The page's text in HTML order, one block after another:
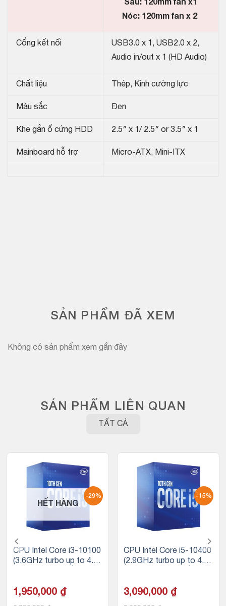
Sau: 120mm fan x1
Nóc: 120mm fan x 2
Cổng kết nối
USB3.0 x 1, USB2.0 x 2,
Audio in/out x 1 (HD Audio)
Chất liệu Thép, Kính cường lực
Màu sắc Đen
Khe gắn ổ cứng HDD 2.5″ x 1/ 2.5″ or 3.5″ x 1
Mainboard hỗ trợ Micro-ATX, Mini-ITX
SẢN PHẨM ĐÃ XEM
Không có sản phẩm xem gần đây
SẢN PHẨM LIÊN QUAN
TẤT CẢ
-29%
HẾT HÀNG
CPU Intel Core i3-10100
(3.6GHz turbo up to 4.3
Intel LGA 1200
1,950,000 ₫
-15%
CPU Intel Core i5-10400
(2.9GHz turbo up to 4.3
et Intel LGA 1200
3,090,000 ₫